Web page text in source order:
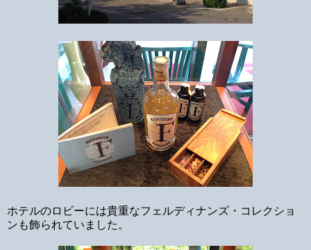
ホテルのロビーには貴重なフェルディナンズ・コレクショ
ンも飾られていました。